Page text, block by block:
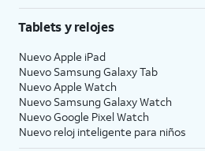
Tablets y relojes
Nuevo Apple iPad
Nuevo Samsung Galaxy Tab
Nuevo Apple Watch
Nuevo Samsung Galaxy Watch
Nuevo Google Pixel Watch
Nuevo reloj inteligente para niños